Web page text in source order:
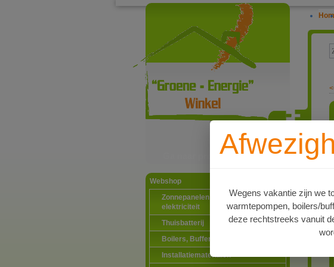
Ga naar productinformatie
Webshop
Zonnepanelen PV-systemen
elektriciteit
Thuisbatterij
Boilers, Buffervaten en toebehoren
Installatiematerialen
Wegens vakantie zijn we
warmtepompen, boilers/
deze rechtstreeks vanuit